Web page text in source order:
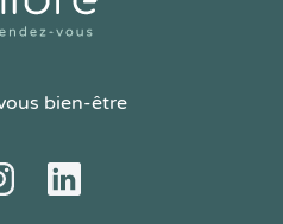
bien-être
LinkedIn